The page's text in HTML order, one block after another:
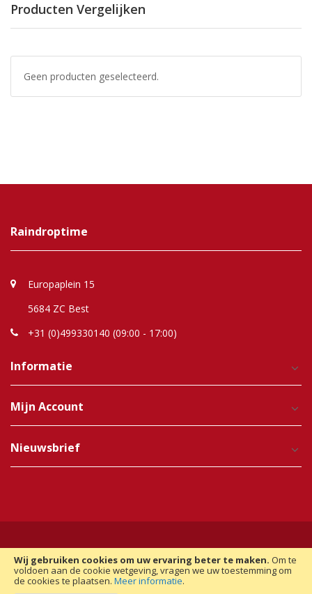
Wij gebruiken cookies om uw ervaring beter te maken. Om te
voldoen aan de cookie wetgeving, vragen we uw toestemming om
de cookies te plaatsen. Meer informatie.
Producten Vergelijken
Geen producten geselecteerd.
Raindroptime
Europaplein 15
5684 ZC Best
+31 (0)499330140 (09:00 - 17:00)
Informatie
Mijn Account
Nieuwsbrief
Copyright © 2012-2025 Raindroptime. Alle Rechten
Voorbehouden. | Realisatie:Magento Monkey